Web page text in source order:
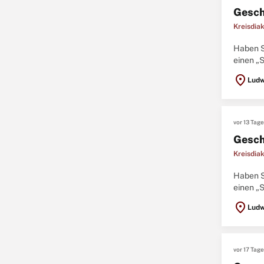
Haben
einen
location_on
vor 13
Haben
einen
location_on
vor 17